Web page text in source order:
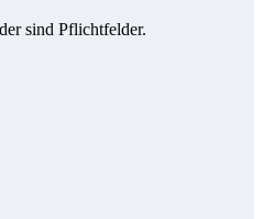
sind Pflichtfelder.